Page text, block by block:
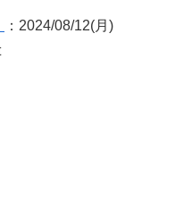
：2024/08/12(月)